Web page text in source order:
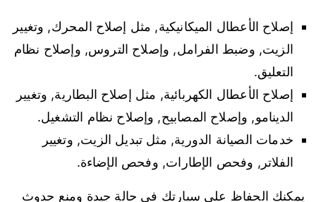
إصلاح الأعطال الميكانيكية, مثل إصلاح المحرك, وتغيير
الزيت, وضبط الفرامل, وإصلاح التروس, وإصلاح نظام
التعليق.
إصلاح الأعطال الكهربائية, مثل إصلاح البطارية, وتغيير
الدينامو, وإصلاح المصابيح, وإصلاح نظام التشغيل.
خدمات الصيانة الدورية, مثل تبديل الزيت, وتغيير
الفلاتر, وفحص الإطارات, وفحص الإضاءة.
يمكنك الحفاظ على سيارتك في حالة جيدة ومنع حدوث